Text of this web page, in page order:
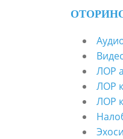
ЛОР
ЛОР
ЛОР